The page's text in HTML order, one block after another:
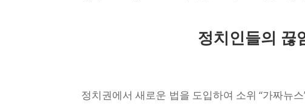
정치인들의 끊
정치권에서 새로운 법을 도입하여 소위 “가짜뉴